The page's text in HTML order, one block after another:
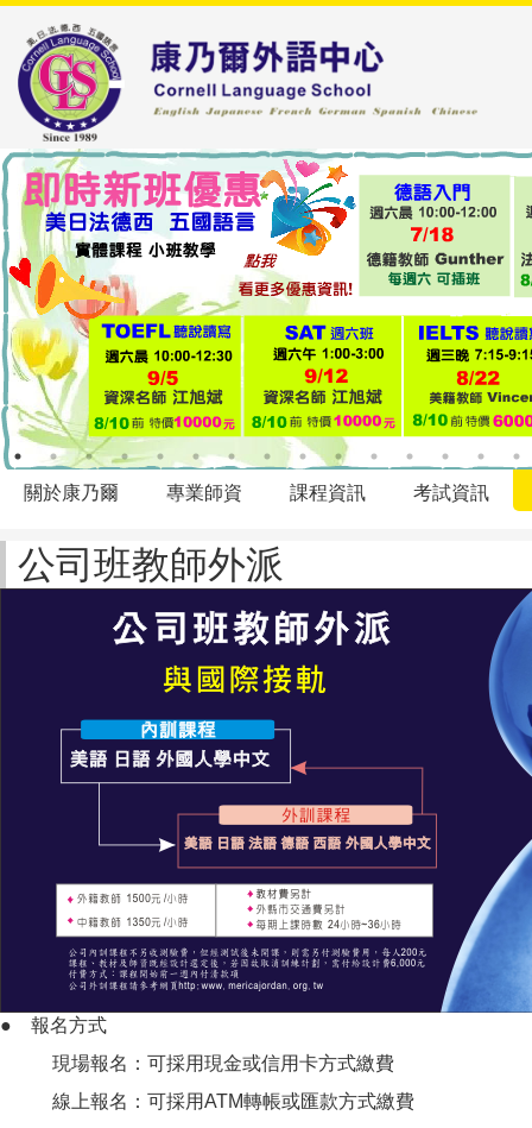
關於康乃爾 專業師資 課程資訊 考試資訊
公司班教師外派
●
報名方式
現場報名：可採用現金或信用卡方式繳費
線上報名：可採用ATM轉帳或匯款方式繳費